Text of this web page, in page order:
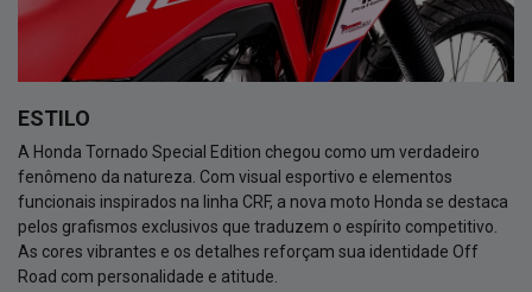
ESTILO
A Honda Tornado Special Edition chegou como um verdadeiro
fenômeno da natureza. Com visual esportivo e elementos
funcionais inspirados na linha CRF, a nova moto Honda se destaca
pelos grafismos exclusivos que traduzem o espírito competitivo.
As cores vibrantes e os detalhes reforçam sua identidade Off
Road com personalidade e atitude.